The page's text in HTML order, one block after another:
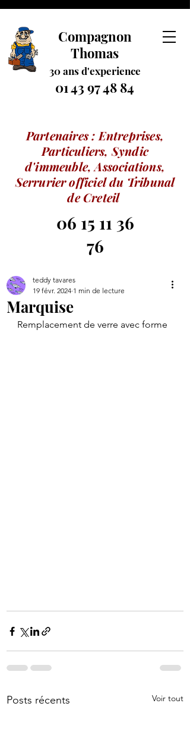
Compagnon
Thomas
30 ansd'experience
01 43 97 48 84
Partenaires : Entreprises,
Particuliers, Syndic
d'immeuble, Associations,
Serrurier officiel du Tribunal
de Creteil
06 15 11 36
76
Marquise
teddy tavares
19 févr. 2024 1 min de lecture
Remplacement de verre avec forme
Posts récents Voir tout